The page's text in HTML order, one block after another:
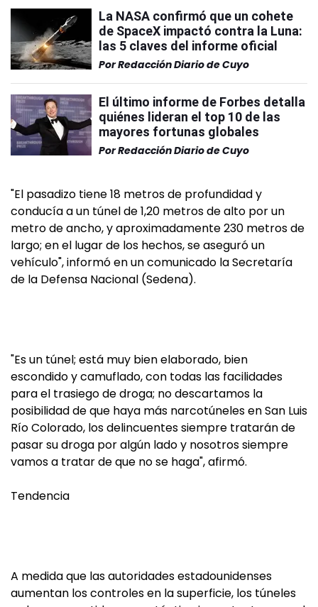
La NASA confirmó que un cohete
de SpaceX impactó contra la Luna:
las 5 claves del informe oficial
PorRedacción Diario de Cuyo
El último informe de Forbes detalla
quiénes lideran el top 10 de las
mayores fortunas globales
PorRedacción Diario de Cuyo
"El pasadizo tiene 18 metros de profundidad y
conducía a un túnel de 1,20 metros de alto por un
metro de ancho, y aproximadamente 230 metros de
largo; en el lugar de los hechos, se aseguró un
vehículo", informó en un comunicado la Secretaría
de la Defensa Nacional (Sedena).
"Es un túnel; está muy bien elaborado, bien
escondido y camuflado, con todas las facilidades
para el trasiego de droga; no descartamos la
posibilidad de que haya más narcotúneles en San Luis
Río Colorado, los delincuentes siempre tratarán de
pasar su droga por algún lado y nosotros siempre
vamos a tratar de que no se haga", afirmó.
Tendencia
A medida que las autoridades estadounidenses
aumentan los controles en la superficie, los túneles